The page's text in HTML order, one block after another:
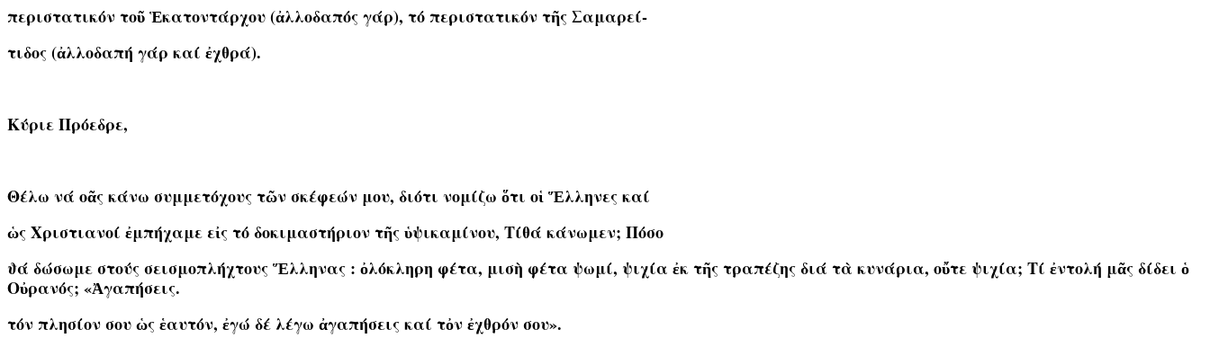
περιστατικόν τοῦ Ἑκατοντάρχου (ἀλλοδαπός γάρ), τό περιστατικόν τῆς Σαμαρεί-
τιδος (ἀλλοδαπή γάρ καί ἐχθρά).
Κύριε Πρόεδρε,
Θέλω νά οᾶς κάνω συμμετόχους τῶν σκέφεών μου, διότι νομίζω ὅτι οἱ Ἕλληνες καί
ὡς Χριστιανοί ἐμπήχαμε εἰς τό δοκιμαστήριον τῆς ὑψικαμίνου, Τίθά κάνωμεν; Πόσο
ϑά δώσωμε στούς σεισμοπλήχτους Ἕλληνας : ὀλόκληρη φέτα, μισὴ φέτα ψωμί, ψιχία ἐκ τῆς τραπέζης διά τὰ κυνάρια, οὔτε ψιχία; Τί ἐντολή μᾶς δίδει ὁ
Οὐρανός; «Ἀγαπήσεις.
τόν πλησίον σου ὡς ἑαυτόν, ἐγώ δέ λέγω ἀγαπήσεις καί τὀν ἐχθρόν σου».